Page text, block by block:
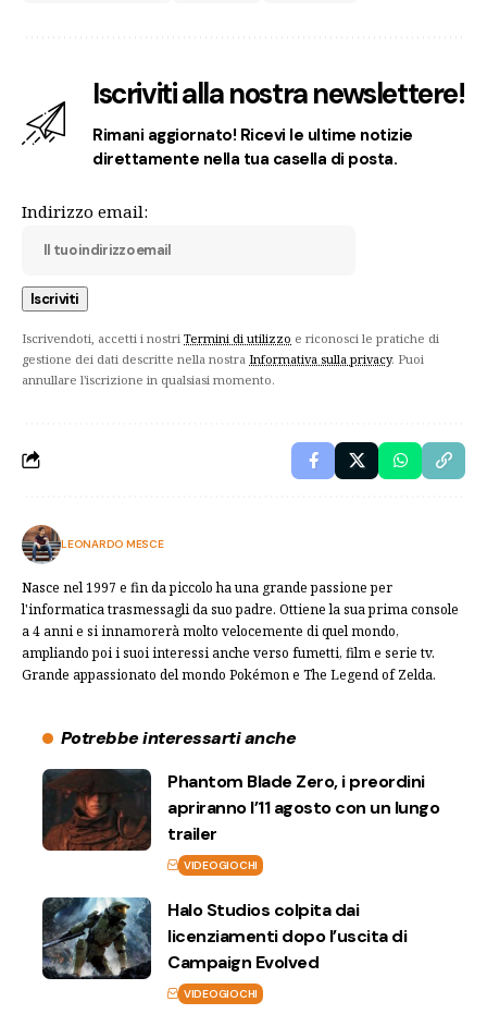
Iscriviti alla nostra newslettere!
Rimani aggiornato! Ricevi le ultime notizie
direttamente nella tua casella di posta.
Indirizzo email:
Iscrivendoti, accetti i nostri Termini di utilizzo e riconosci le pratiche di
gestione dei dati descritte nella nostra Informativa sulla privacy. Puoi
annullare l'iscrizione in qualsiasi momento.
LEONARDO MESCE
Nasce nel 1997 e fin da piccolo ha una grande passione per
l'informatica trasmessagli da suo padre. Ottiene la sua prima console
a 4 anni e si innamorerà molto velocemente di quel mondo,
ampliando poi i suoi interessi anche verso fumetti, film e serie tv.
Grande appassionato del mondo Pokémon e The Legend of Zelda.
Potrebbe interessarti anche
Phantom Blade Zero, i preordini
apriranno l’11 agosto con un lungo
trailer
VIDEOGIOCHI
Halo Studios colpita dai
licenziamenti dopo l’uscita di
Campaign Evolved
VIDEOGIOCHI